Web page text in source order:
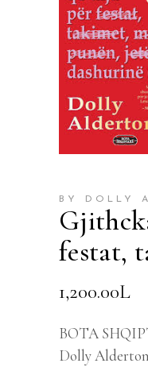
BY DOLLY
festat,
1,200.00L
BOTA
Dolly